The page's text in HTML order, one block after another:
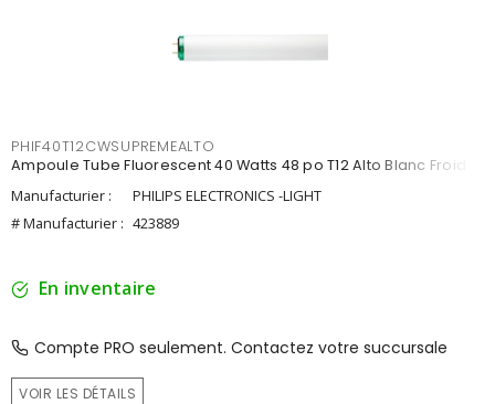
PHIF40T12CWSUPREMEALTO
Ampoule Tube Fluorescent 40 Watts 48 po T12 Alto Blanc Froid
Manufacturier :
PHILIPS ELECTRONICS -LIGHT
# Manufacturier : 423889
En inventaire
Compte PRO seulement. Contactez votre succursale
VOIR LES DÉTAILS